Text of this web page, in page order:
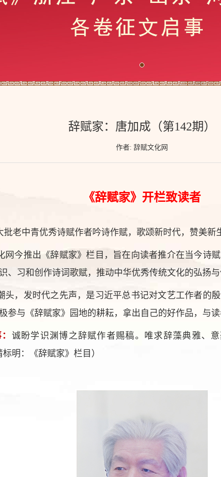
辞赋家：唐加成（第142期）
作者: 辞赋文化网
《辞赋家》开栏致读者
老中青优秀诗赋作者吟诗作赋，歌颂新时代，赞美新
网今推出《辞赋家》栏目，旨在向读者推介在当今诗
、习和创作诗词歌赋，推动中华优秀传统文化的弘扬与
头，发时代之先声，是习近平总书记对文艺工作者的
参与《辞赋家》园地的耕耘，拿出自己的好作品，与读
诚盼学识渊博之辞赋作者赐稿。唯求辞藻典雅、
明：《辞赋家》栏目）